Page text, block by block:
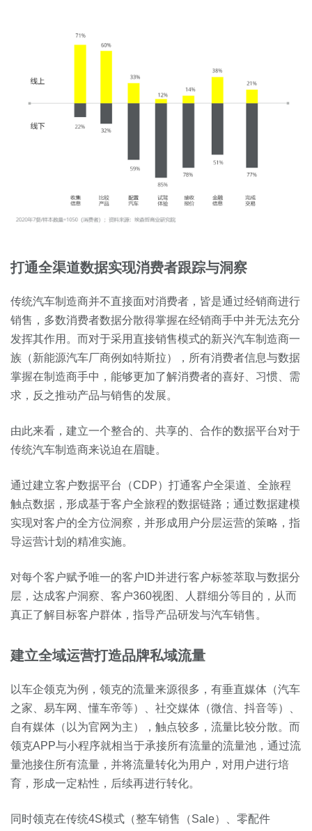
打通全渠道数据实现消费者跟踪与洞察
传统汽车制造商并不直接面对消费者，皆是通过经销商进行
销售，多数消费者数据分散得掌握在经销商手中并无法充分
发挥其作用。而对于采用直接销售模式的新兴汽车制造商一
族（新能源汽车厂商例如特斯拉），所有消费者信息与数据
掌握在制造商手中，能够更加了解消费者的喜好、习惯、需
求，反之推动产品与销售的发展。
由此来看，建立一个整合的、共享的、合作的数据平台对于
传统汽车制造商来说迫在眉睫。
通过建立客户数据平台（CDP）打通客户全渠道、全旅程
触点数据，形成基于客户全旅程的数据链路； 通过数据建模
实现对客户的全方位洞察，并形成用户分层运营的策略，指
导运营计划的精准实施。
对每个客户赋予唯一的客户ID并进行客户标签萃取与数据分
层，达成客户洞察、客户360视图、人群细分等目的 ，从而
真正了解目标客户群体，指导产品研发与汽车销售。
建立全域运营打造品牌私域流量
以车企领克为例， 领克的流量来源很多，有垂直媒体（汽车
之家、易车网、懂车帝等）、社交媒体（微信、抖音等）、
自有媒体（以为官网为主），触点较多，流量比较分散。而
领克APP与小程序就相当于承接所有流量的流量池，通过流
量池接住所有流量，并将流量转化为用户，对用户进行培
育，形成一定粘性，后续再进行转化。
同时领克在传统4S模式（整车销售（Sale）、零配件